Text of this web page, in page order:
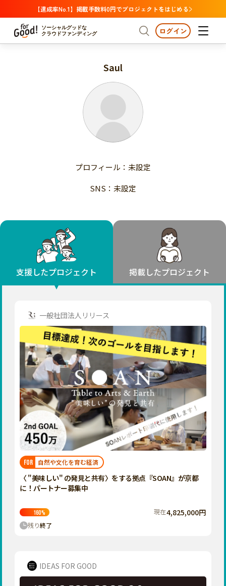
【達成率No.1】掲載手数料0円でプロジェクトをはじめる
ソーシャルグッドな
クラウドファンディング
プロジェクトからさがす 注目
支援金額が多い
支援人数が多い
終了日が近い
国際協力
子ども・教育
フード・農業
文化
環境・エシカル
人権・マイノリティ
社会貢献
地域からさがす 北海道・東北
北海道
宮城
山形
福島
関東
茨城
栃木
群馬
神奈川
福井
支援金額が多い
終了日が近い
カテゴリーからさがす
医療・福祉
子ども・教育
人権・マイノリティ
北海道 青森 岩手 宮城
秋田
福島
茨城 栃木 群馬
千葉
東京
神奈川
新潟 富山 石川
長野
岐阜 静岡 愛知
近畿
三重 滋賀 京都 大阪
兵庫
和歌山
中国
鳥取 島根 岡山 広島 山口
徳島 香川 愛媛 高知
九州・沖縄
福岡 佐賀 長崎
宮崎
鹿児島 沖縄
ログイン
Saul
プロフィール：未設定
SNS：未設定
支援したプロジェクト 掲載したプロジェクト
一般社団法人リリース
FOR 自然や文化を育む経済
〈 "美味しい" の発見と共有〉をする拠点『SOAN』が京都
に！パートナー募集中
160% 現在4,825,000円
残り終了
IDEAS FOR GOOD